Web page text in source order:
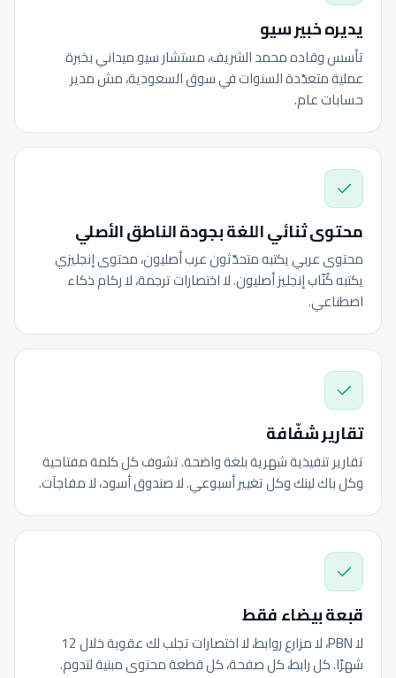
يديره خبير سيو
تأسس وقاده محمد الشريف، مستشار سيو ميداني بخبرة
عملية متعدّدة السنوات في سوق السعودية، مش مدير
حسابات عام.
محتوى ثنائي اللغة بجودة الناطق الأصلي
محتوى عربي يكتبه متحدّثون عرب أصليون، محتوى إنجليزي
يكتبه كُتّاب إنجليز أصليون. لا اختصارات ترجمة، لا ركام ذكاء
اصطناعي.
تقارير شفّافة
تقارير تنفيذية شهرية بلغة واضحة. تشوف كل كلمة مفتاحية
وكل باك لينك وكل تغيير أسبوعي. لا صندوق أسود، لا مفاجآت.
قبعة بيضاء فقط
لا PBN، لا مزارع روابط، لا اختصارات تجلب لك عقوبة خلال 12
شهرًا. كل رابط، كل صفحة، كل قطعة محتوى مبنية لتدوم.